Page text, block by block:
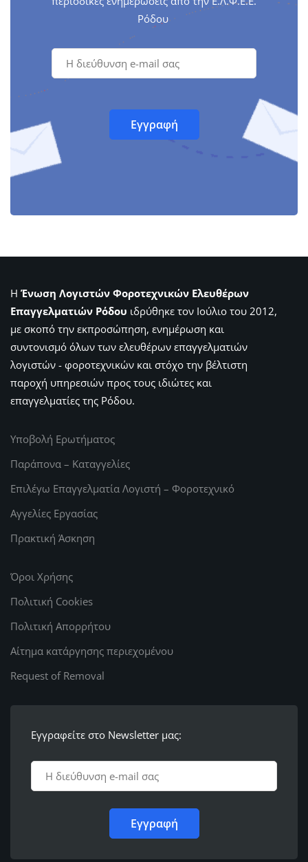
Ρόδου
Η Ένωση Λογιστών Φοροτεχνικών Ελευθέρων
Επαγγελματιών Ρόδου ιδρύθηκε τον Ιούλιο του 2012,
με σκοπό την εκπροσώπηση, ενημέρωση και
συντονισμό όλων των ελευθέρων επαγγελματιών
λογιστών - φοροτεχνικών και στόχο την βέλτιστη
παροχή υπηρεσιών προς τους ιδιώτες και
επαγγελματίες της Ρόδου.
Υποβολή Ερωτήματος
Παράπονα – Καταγγελίες
Επιλέγω Επαγγελματία Λογιστή – Φοροτεχνικό
Αγγελίες Εργασίας
Πρακτική Άσκηση
Όροι Χρήσης
Πολιτική Cookies
Πολιτική Απορρήτου
Αίτημα κατάργησης περιεχομένου
Request of Removal
Εγγραφείτε στο Newsletter μας: